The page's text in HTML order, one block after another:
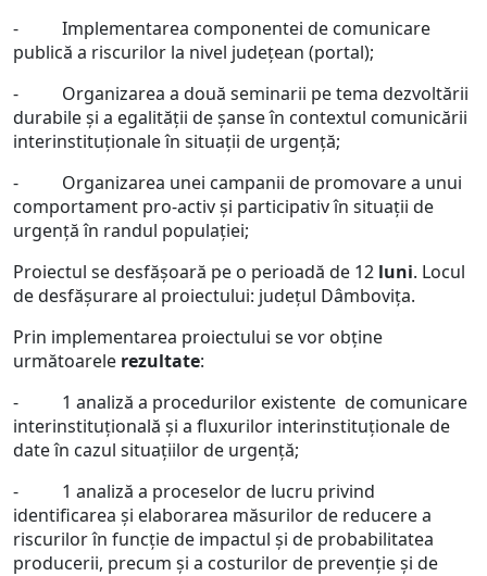
- Implementarea componentei de comunicare
publică a riscurilor la nivel județean (portal);
- Organizarea a două seminarii pe tema dezvoltării
durabile și a egalității de șanse în contextul comunicării
interinstituționale în situații de urgență;
- Organizarea unei campanii de promovare a unui
comportament pro-activ și participativ în situații de
urgență în randul populației;
Proiectul se desfăşoară pe o perioadă de 12 luni. Locul
de desfăşurare al proiectului: județul Dâmbovița.
Prin implementarea proiectului se vor obţine
următoarele rezultate:
- 1 analiză a procedurilor existente de comunicare
interinstituțională și a fluxurilor interinstituționale de
date în cazul situațiilor de urgență;
- 1 analiză a proceselor de lucru privind
identificarea și elaborarea măsurilor de reducere a
riscurilor în funcție de impactul și de probabilitatea
producerii, precum și a costurilor de prevenție și de